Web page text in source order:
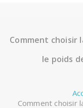
Comment choisir
le poids
Comment choisir